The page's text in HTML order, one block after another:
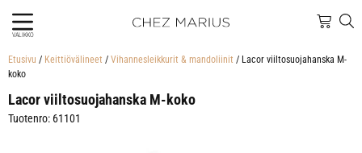
VALIKKO
Etusivu / Keittiövälineet / Vihannesleikkurit & mandoliinit / Lacor viiltosuojahanska M-
koko
Lacor viiltosuojahanska M-koko
Tuotenro: 61101